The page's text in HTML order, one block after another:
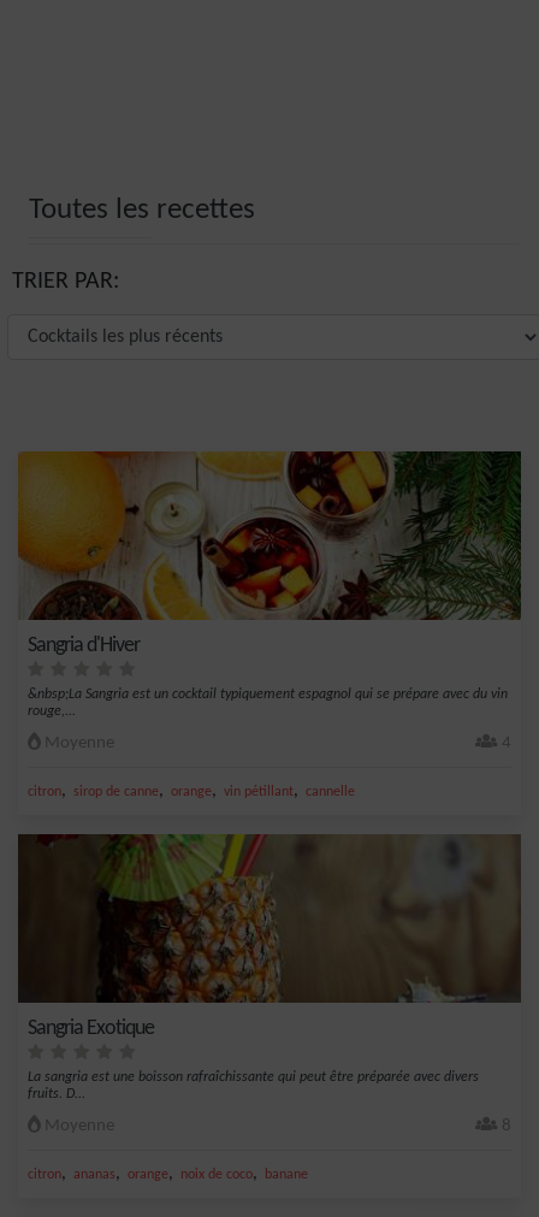
Toutes les recettes
TRIER PAR:
Sangria d'Hiver
&nbsp;La Sangria est un cocktail typiquement espagnol qui se prépare avec du vin
rouge,...
Moyenne 4
citron, sirop de canne, orange, vin pétillant, cannelle
Sangria Exotique
La sangria est une boisson rafraîchissante qui peut être préparée avec divers
fruits. D...
Moyenne 8
citron, ananas, orange, noix de coco, banane